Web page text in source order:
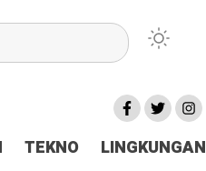
TEKNO LINGKUNGAN
Papua
Miliar Disorot